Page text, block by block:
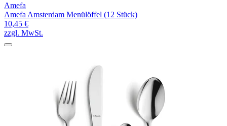
Amefa
Amefa Amsterdam Menülöffel (12 Stück)
10,45 €
zzgl. MwSt.